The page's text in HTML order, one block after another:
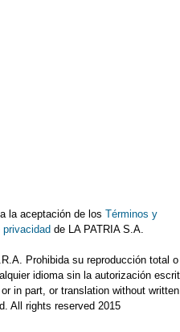
la aceptación de losTérminos y
de LA PATRIA S.A.
Prohibida su reproducción total o
idioma sin la autorización
in part, or translation without written
All rights reserved 2015